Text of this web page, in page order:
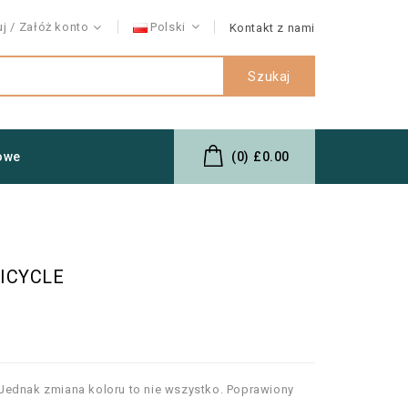
Załóż konto Polski Kontakt z nami
Szukaj
(0) £0.00
zmiana koloru to nie wszystko. Poprawiony